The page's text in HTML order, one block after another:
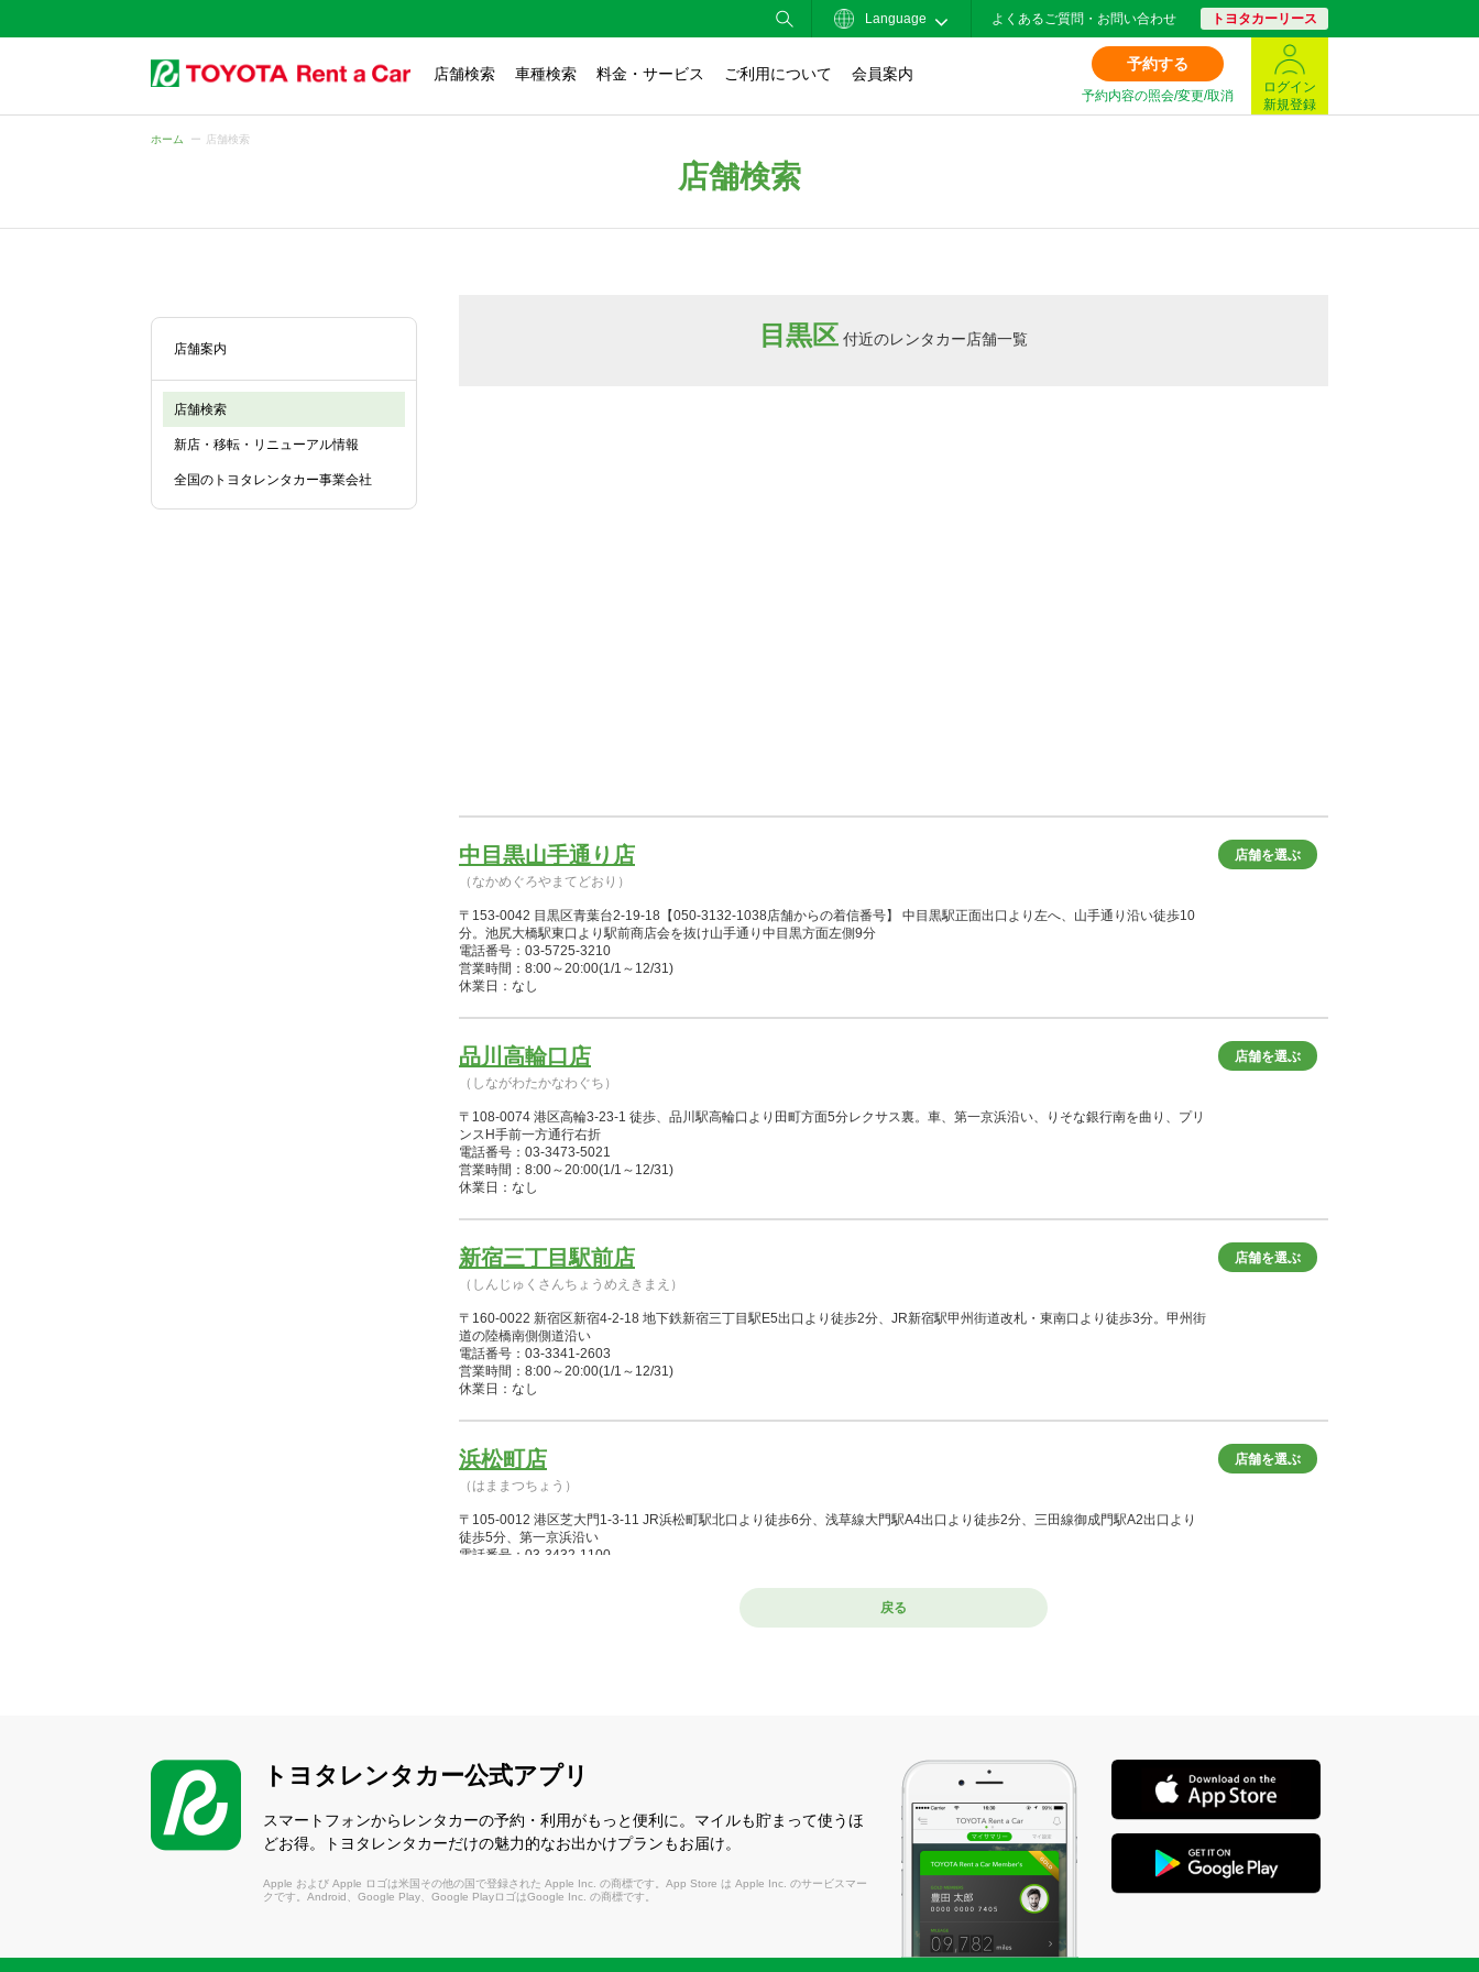
Language よくあるご質問・お問い合わせ トヨタカーリース
店舗検索 車種検索 料金・サービス ご利用について 会員案内
予約する
予約内容の照会/変更/取消
ログイン
新規登録
ホーム 店舗検索
店舗検索
店舗案内
店舗検索
新店・移転・リニューアル情報
全国のトヨタレンタカー事業会社
目黒区 付近のレンタカー店舗一覧
中目黒山手通り店
（なかめぐろやまてどおり）
店舗を選ぶ
〒153-0042 目黒区青葉台2-19-18【050-3132-1038店舗からの着信番号】 中目黒駅正面出口より左へ、山手通り沿い徒歩10
分。池尻大橋駅東口より駅前商店会を抜け山手通り中目黒方面左側9分
電話番号：03-5725-3210
営業時間：8:00～20:00(1/1～12/31)
休業日：なし
品川高輪口店
（しながわたかなわぐち）
店舗を選ぶ
〒108-0074 港区高輪3-23-1 徒歩、品川駅高輪口より田町方面5分レクサス裏。車、第一京浜沿い、りそな銀行南を曲り、プリ
ンスH手前一方通行右折
電話番号：03-3473-5021
営業時間：8:00～20:00(1/1～12/31)
休業日：なし
新宿三丁目駅前店
（しんじゅくさんちょうめえきまえ）
店舗を選ぶ
〒160-0022 新宿区新宿4-2-18 地下鉄新宿三丁目駅E5出口より徒歩2分、JR新宿駅甲州街道改札・東南口より徒歩3分。甲州街
道の陸橋南側側道沿い
電話番号：03-3341-2603
営業時間：8:00～20:00(1/1～12/31)
休業日：なし
浜松町店
（はままつちょう）
店舗を選ぶ
〒105-0012 港区芝大門1-3-11 JR浜松町駅北口より徒歩6分、浅草線大門駅A4出口より徒歩2分、三田線御成門駅A2出口より
徒歩5分、第一京浜沿い
電話番号：03-3432-1100
営業時間：8:00～20:00(1/1～12/31)
休業日：なし
（なかのさかうえ）
店舗を選ぶ
電話番号：03-3379-7100
戻る
トヨタレンタカー公式アプリ
スマートフォンからレンタカーの予約・利用がもっと便利に。マイルも貯まって使うほ
どお得。トヨタレンタカーだけの魅力的なお出かけプランもお届け。
Apple および Apple ロゴは米国その他の国で登録された Apple Inc. の商標です。App Store は Apple Inc. のサービスマー
クです。Android、Google Play、Google PlayロゴはGoogle Inc. の商標です。